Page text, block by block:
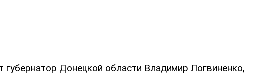
губернатор Донецкой области Владимир Логвиненко,